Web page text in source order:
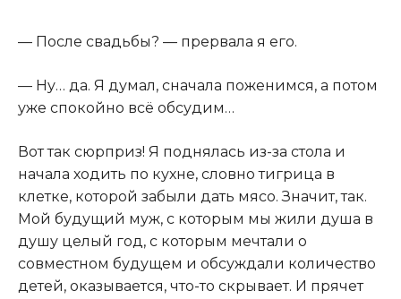
— После свадьбы? — прервала я его.
— Ну… да. Я думал, сначала поженимся, а потом
уже спокойно всё обсудим…
Вот так сюрприз! Я поднялась из-за стола и
начала ходить по кухне, словно тигрица в
клетке, которой забыли дать мясо. Значит, так.
Мой будущий муж, с которым мы жили душа в
душу целый год, с которым мечтали о
совместном будущем и обсуждали количество
детей, оказывается, что-то скрывает. И прячет